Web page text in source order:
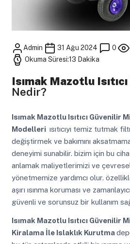
Admin 31 Ağu 2024 0
Okuma Süresi:13 Dakika
Isımak Mazotlu
Nedir?
Isımak Mazotlu Isıtıcı Güvenilir
Modelleri ısıtıcıyı temiz tutmak
değiştirmek ve bakımını
deneyimi sunabilir. bizim için bu
anlamak maliyetlerimizi ve
yönetmemize yardımcı olur.
aşırı ısınma koruması ve
güvenli ve sorunsuz bir kullanım
Isımak Mazotlu Isıtıcı Güvenilir
Kiralama İle Islaklık Kurutma